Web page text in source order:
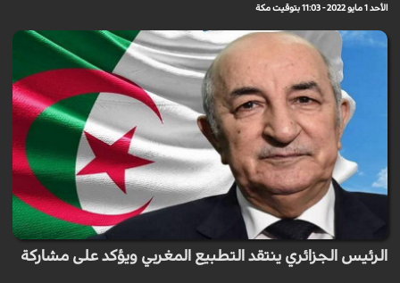
الأحد 1 مايو 2022 - 11:03 بتوقيت مكة
الرئيس الجزائري ينتقد التطبيع المغربي ويؤكد على مشاركة